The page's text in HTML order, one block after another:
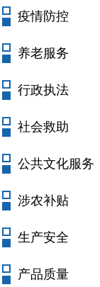
疫情防控
养老服务
行政执法
社会救助
公共文化服务
涉农补贴
生产安全
产品质量